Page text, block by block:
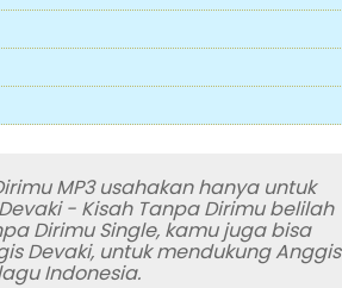
MP3 usahakan hanya untuk
- Kisah Tanpa Dirimu belilah
Dirimu Single, kamu juga bisa
Devaki, untuk mendukung Anggis
Indonesia.